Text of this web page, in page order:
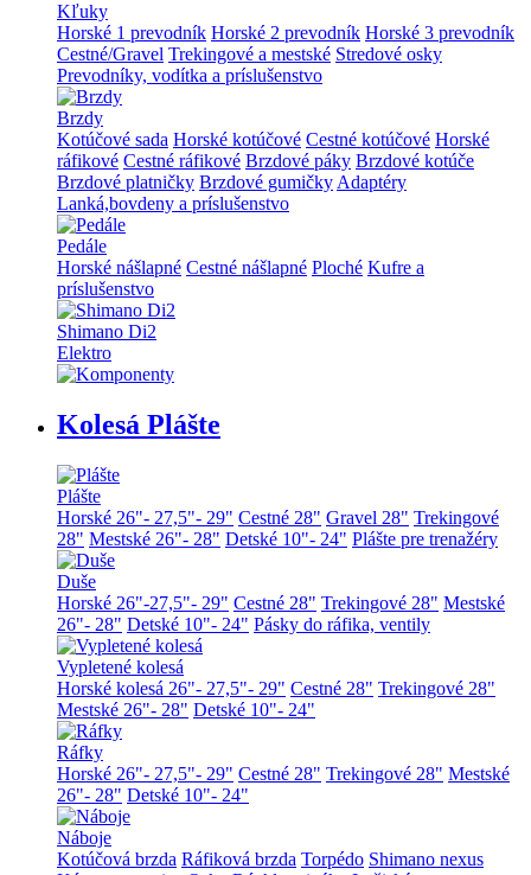
Kľuky
Horské 1 prevodník Horské 2 prevodník Horské 3 prevodník
Cestné/Gravel Trekingové a mestské Stredové osky
Prevodníky, vodítka a príslušenstvo
Brzdy
Kotúčové sada Horské kotúčové Cestné kotúčové Horské
ráfikové Cestné ráfikové Brzdové páky Brzdové kotúče
Brzdové platničky Brzdové gumičkyAdaptéry
Lanká,bovdeny a príslušenstvo
Pedále
Horské nášlapné Cestné nášlapné Ploché Kufre a
príslušenstvo
Shimano Di2
Elektro
Kolesá Plášte
Plášte
Horské 26"- 27,5"- 29" Cestné 28" Gravel 28" Trekingové
28" Mestské 26"- 28" Detské 10"- 24" Plášte pre trenažéry
Duše
Horské 26"-27,5"- 29" Cestné 28" Trekingové 28" Mestské
26"- 28" Detské 10"- 24" Pásky do ráfika, ventily
Vypletené kolesá
Horské kolesá 26"- 27,5"- 29" Cestné 28" Trekingové 28"
Mestské 26"- 28" Detské 10"- 24"
Ráfky
Horské 26"- 27,5"- 29" Cestné 28" Trekingové 28" Mestské
26"- 28" Detské 10"- 24"
Náboje
Kotúčová brzda Ráfiková brzda Torpédo Shimano nexus